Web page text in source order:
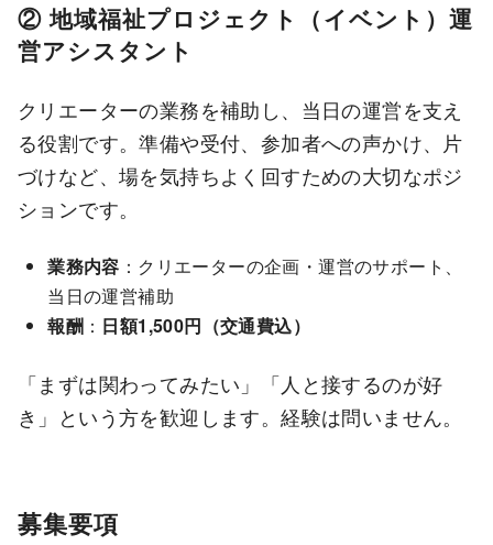
② 地域福祉プロジェクト（イベント）運
営アシスタント
クリエーターの業務を補助し、当日の運営を支え
る役割です。準備や受付、参加者への声かけ、片
づけなど、場を気持ちよく回すための大切なポジ
ションです。
業務内容 ：クリエーターの企画・運営のサポート、
当日の運営補助
報酬 ： 日額1,500円（交通費込）
「まずは関わってみたい」「人と接するのが好
き」という方を歓迎します。経験は問いません。
募集要項